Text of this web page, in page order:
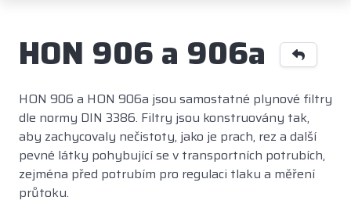
HON 906 a 906a
HON 906 a HON 906a jsou samostatné plynové filtry
dle normy DIN 3386. Filtry jsou konstruovány tak,
aby zachycovaly nečistoty, jako je prach, rez a další
pevné látky pohybující se v transportních potrubích,
zejména před potrubím pro regulaci tlaku a měření
průtoku.